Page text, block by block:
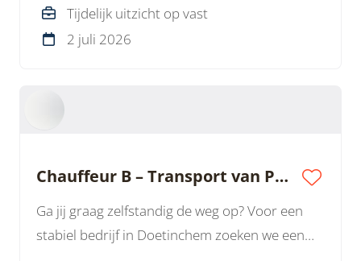
Tijdelijk uitzicht op vast
2 juli 2026
Chauffeur B – Transport van PVC-buizen
Ga jij graag zelfstandig de weg op? Voor een
stabiel bedrijf in Doetinchem zoeken we een